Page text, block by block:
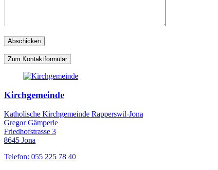
Zum Kontaktformular
Kirchgemeinde
Katholische Kirchgemeinde Rapperswil-Jona
Gregor Gämperle
Friedhofstrasse 3
8645 Jona
Telefon: 055 225 78 40